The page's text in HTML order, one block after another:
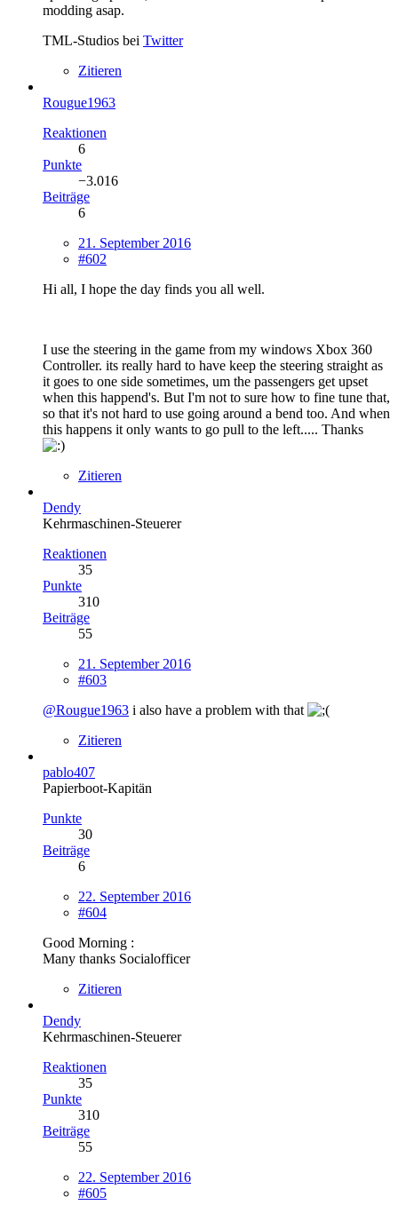
modding asap.
TML-Studios bei Twitter
Zitieren
Rougue1963
Reaktionen
6
Punkte
−3.016
Beiträge
6
21. September 2016
#602
Hi all, I hope the day finds you all well.
I use the steering in the game from my windows Xbox 360
Controller. its really hard to have keep the steering straight as
it goes to one side sometimes, um the passengers get upset
when this happend's. But I'm not to sure how to fine tune that,
so that it's not hard to use going around a bend too. And when
this happens it only wants to go pull to the left..... Thanks
Zitieren
Dendy
Kehrmaschinen-Steuerer
Reaktionen
35
Punkte
310
Beiträge
55
21. September 2016
#603
@Rougue1963 i also have a problem with that
Zitieren
pablo407
Papierboot-Kapitän
Punkte
30
Beiträge
6
22. September 2016
#604
Good Morning :
Many thanks Socialofficer
Zitieren
Dendy
Kehrmaschinen-Steuerer
Reaktionen
35
Punkte
310
Beiträge
55
22. September 2016
#605